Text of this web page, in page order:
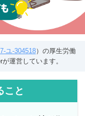
ユ-304518）の厚生労働
運営しています。
こと